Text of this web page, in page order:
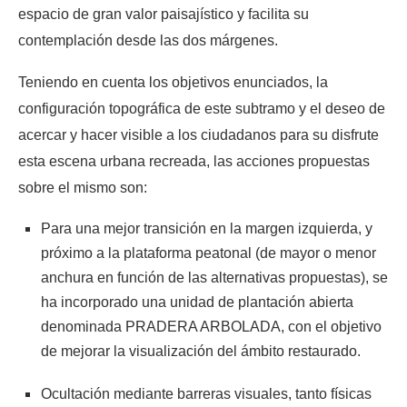
espacio de gran valor paisajístico y facilita su
contemplación desde las dos márgenes.
Teniendo en cuenta los objetivos enunciados, la
configuración topográfica de este subtramo y el deseo de
acercar y hacer visible a los ciudadanos para su disfrute
esta escena urbana recreada, las acciones propuestas
sobre el mismo son:
Para una mejor transición en la margen izquierda, y
próximo a la plataforma peatonal (de mayor o menor
anchura en función de las alternativas propuestas), se
ha incorporado una unidad de plantación abierta
denominada PRADERA ARBOLADA, con el objetivo
de mejorar la visualización del ámbito restaurado.
Ocultación mediante barreras visuales, tanto físicas